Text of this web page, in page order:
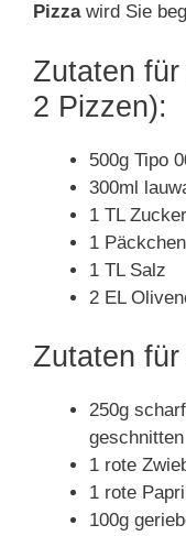
Pizzawird Sie
Zutaten
2 Pizzen):
500g Tipo
300ml
1 TL Zucker
1
1 TL Salz
2 EL
Zutaten
250g
geschnitten
1 rote
1 rote
100g